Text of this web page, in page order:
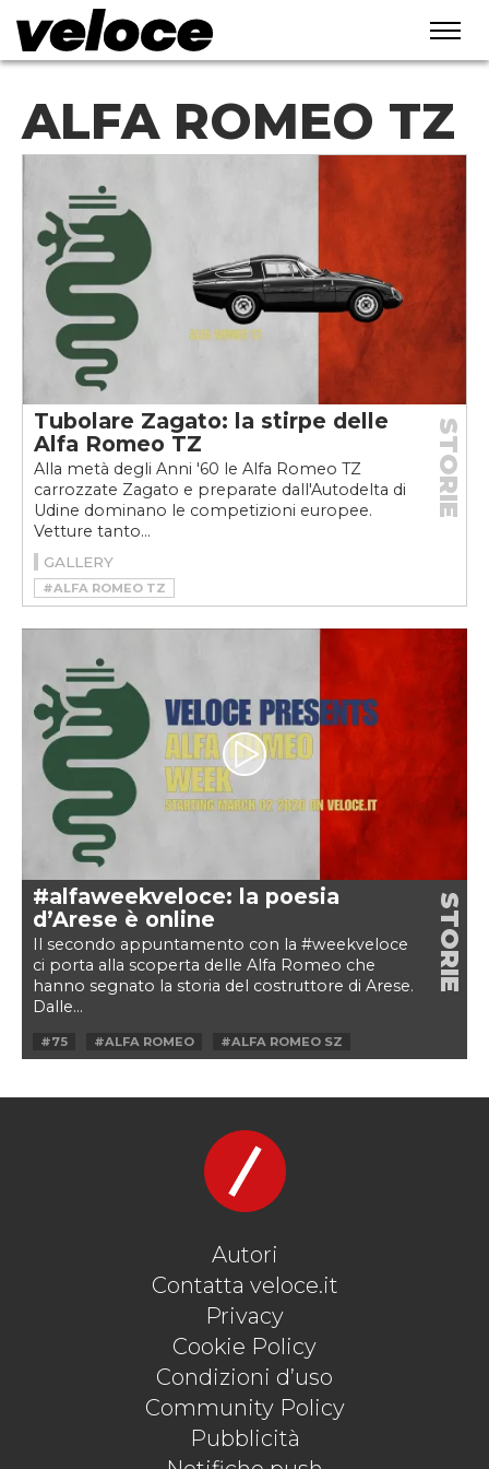
ALFA ROMEO TZ
Tubolare Zagato: la stirpe delle
Alfa Romeo TZ
Alla metà degli Anni '60 le Alfa Romeo TZ
carrozzate Zagato e preparate dall'Autodelta di
Udine dominano le competizioni europee.
Vetture tanto...
STORIE
GALLERY
#ALFA ROMEO TZ
#ALFAROMEOWEEKVELOCE
#ALFAWEEKVELOCE
#BUSSO
#GRAN TURISMO
#TUBOLARE ZAGATO
#TZ3 CORSA
#TZ3 STRADALE
#WEEKVELOCE
#ZAGATO
#alfaweekveloce: la poesia
d’Arese è online
Il secondo appuntamento con la #weekveloce
ci porta alla scoperta delle Alfa Romeo che
hanno segnato la storia del costruttore di Arese.
Dalle...
STORIE
#75 #ALFA ROMEO
#ALFA ROMEO SZ
#ALFA ROMEO TZ
#ALFASUD
#VINTAGE
#ZAGATO
Autori
Contatta veloce.it
Privacy
Cookie Policy
Condizioni d’uso
Community Policy
Pubblicità